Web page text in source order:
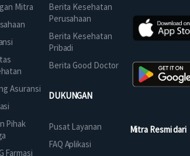
Mitra
Asuransi
Pihak
Farmasi
Berita Kesehatan
Perusahaan
Berita Kesehatan
Pribadi
Berita Good Doctor
DUKUNGAN
Pusat Layanan
FAQ Aplikasi
Mitra Resmi dari